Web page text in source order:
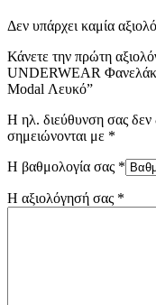
Δεν υπάρχει καμία
Κάνετε την πρώτη
UNDERWEAR
Modal Λευκό”
Η ηλ. διεύθυνση σας δεν
σημειώνονται με *
Η βαθμολογία σας *
Η αξιολόγησή σας *